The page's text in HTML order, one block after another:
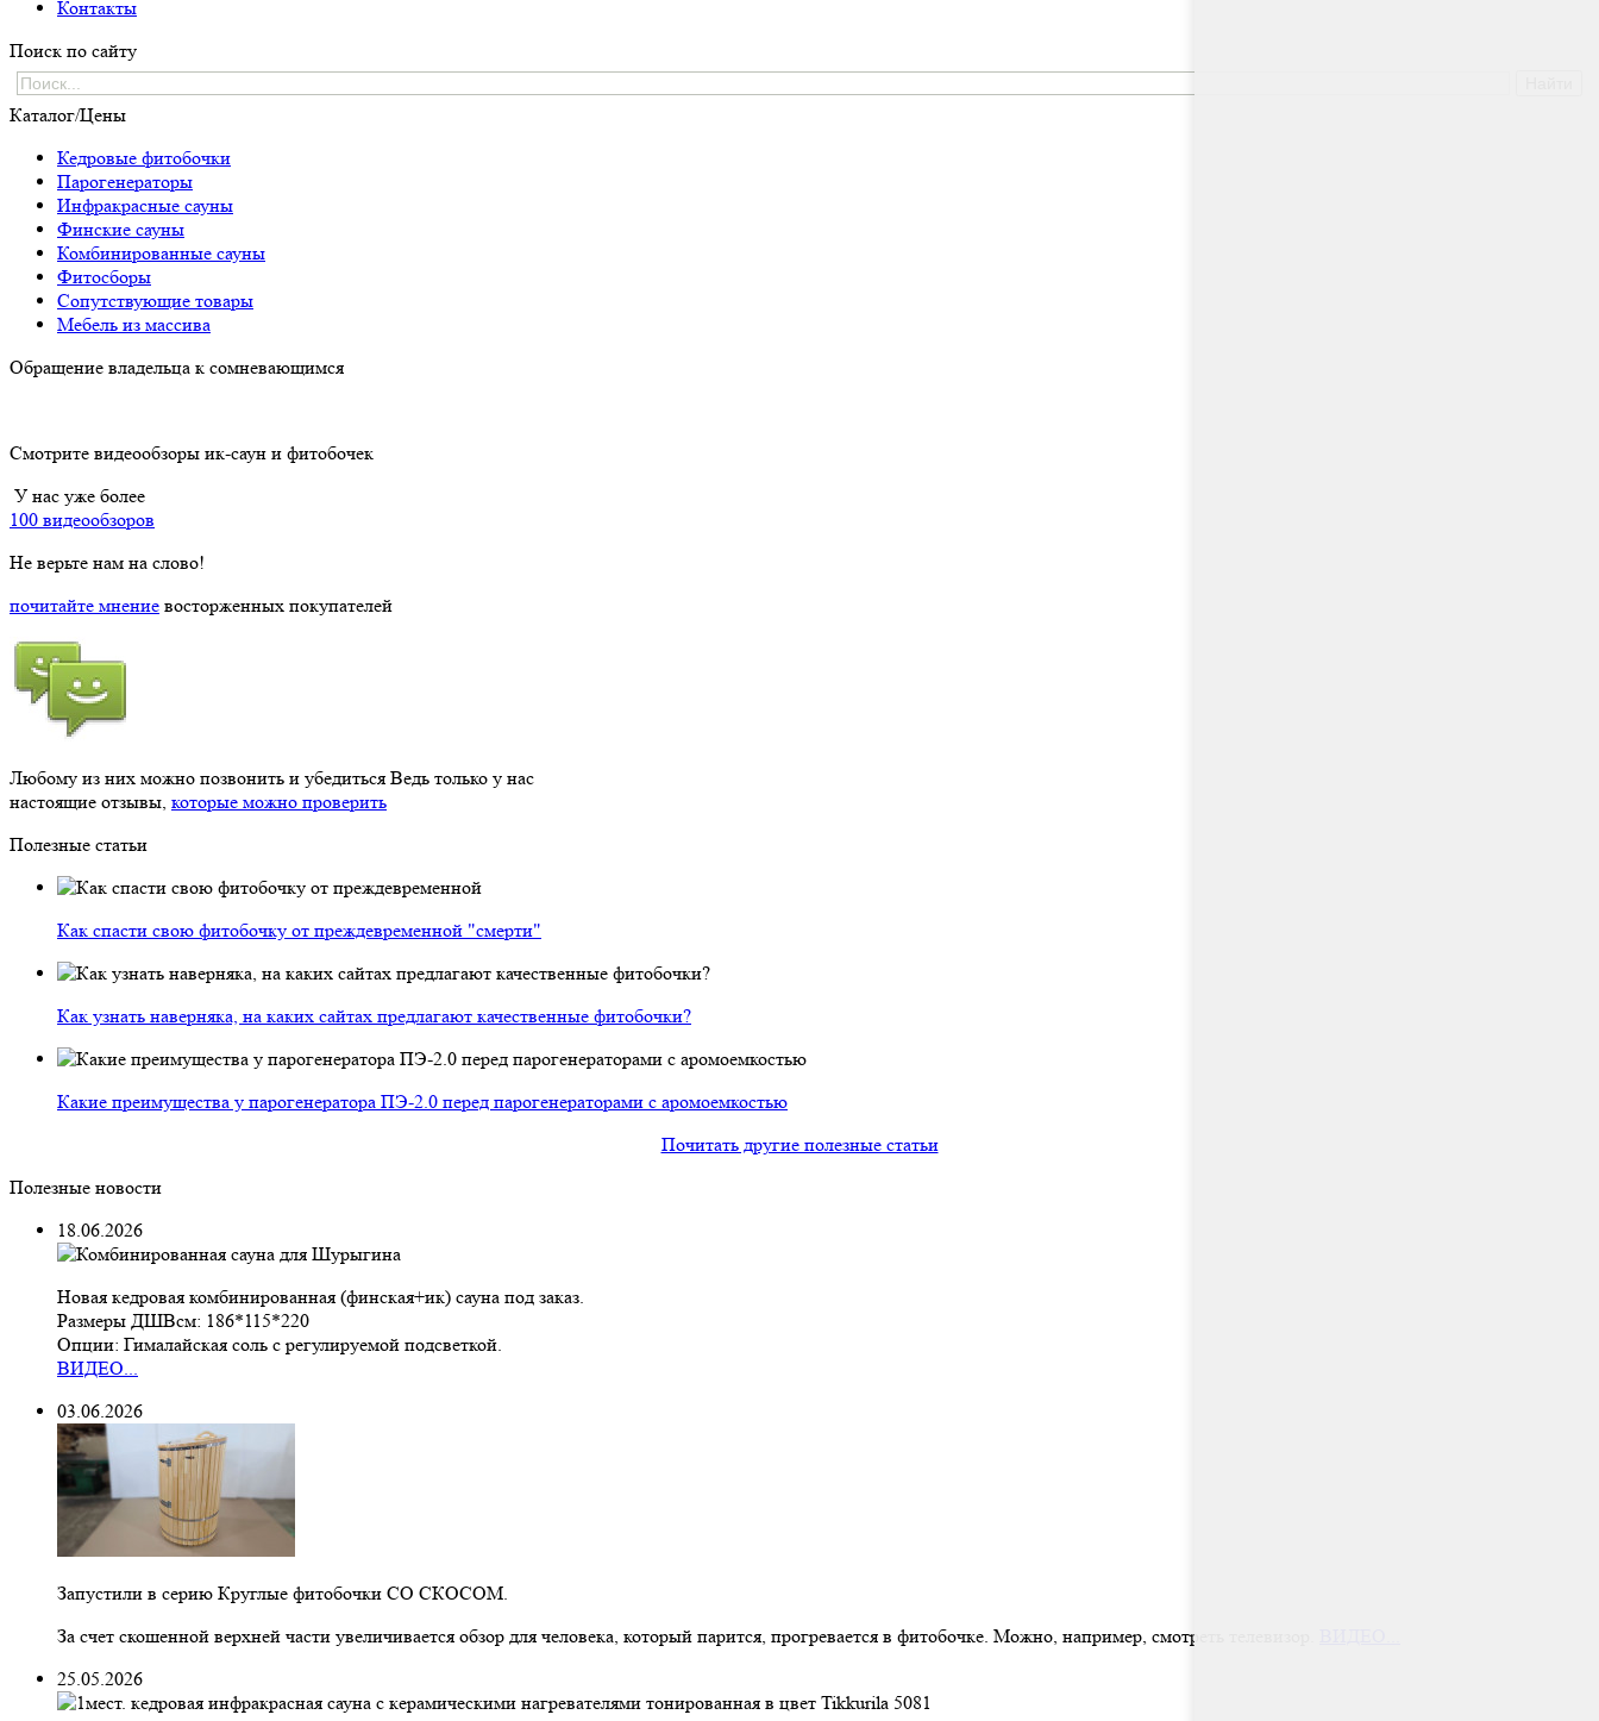
Контакты
Поиск по сайту
Каталог/Цены
Кедровые фитобочки
Парогенераторы
Инфракрасные сауны
Финские сауны
Комбинированные сауны
Фитосборы
Сопутствующие товары
Мебель из массива
Обращение владельца к сомневающимся
Смотрите видеообзоры ик-саун и фитобочек
У нас уже более
100 видеообзоров
Не верьте нам на слово!
почитайте мнение восторженных покупателей
Любому из них можно позвонить и убедиться Ведь только у нас
настоящие отзывы, которые можно проверить
Полезные статьи
Как спасти свою фитобочку от преждевременной "смерти"
Как узнать наверняка, на каких сайтах предлагают качественные фитобочки?
Какие преимущества у парогенератора ПЭ-2.0 перед парогенераторами с аромоемкостью
Почитать другие полезные статьи
Полезные новости
18.06.2026
Новая кедровая комбинированная (финская+ик) сауна под заказ.
Размеры ДШВсм: 186*115*220
Опции: Гималайская соль с регулируемой подсветкой.
ВИДЕО...
03.06.2026
Запустили в серию Круглые фитобочки СО СКОСОМ.
За счет скошенной верхней части увеличивается обзор для человека, который парится, прогревается в фитобочке. Можно, например, смотреть телевизор.
25.05.2026